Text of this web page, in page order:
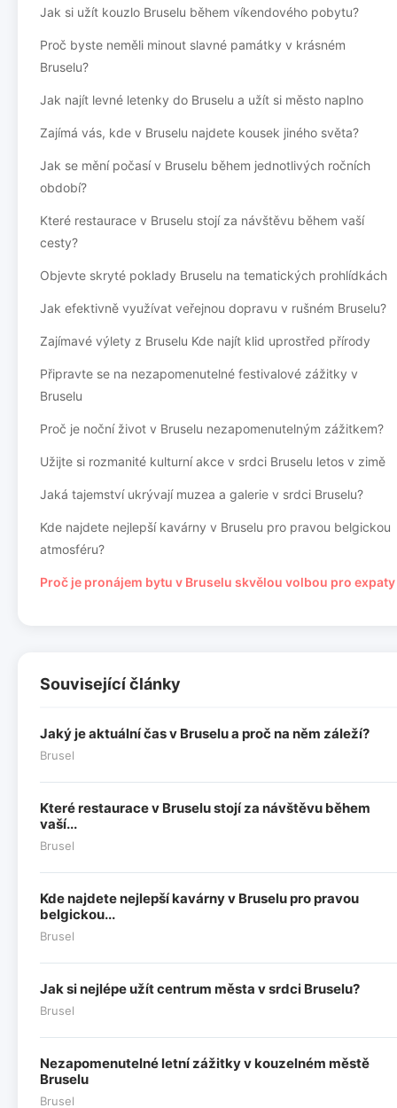
Jak si užít kouzlo Bruselu během víkendového pobytu?
Proč byste neměli minout slavné památky v krásném
Bruselu?
Jak najít levné letenky do Bruselu a užít si město naplno
Zajímá vás, kde v Bruselu najdete kousek jiného světa?
Jak se mění počasí v Bruselu během jednotlivých ročních
období?
Které restaurace v Bruselu stojí za návštěvu během vaší
cesty?
Objevte skryté poklady Bruselu na tematických prohlídkách
Jak efektivně využívat veřejnou dopravu v rušném Bruselu?
Zajímavé výlety z Bruselu Kde najít klid uprostřed přírody
Připravte se na nezapomenutelné festivalové zážitky v
Bruselu
Proč je noční život v Bruselu nezapomenutelným zážitkem?
Užijte si rozmanité kulturní akce v srdci Bruselu letos v zimě
Jaká tajemství ukrývají muzea a galerie v srdci Bruselu?
Kde najdete nejlepší kavárny v Bruselu pro pravou belgickou
atmosféru?
Proč je pronájem bytu v Bruselu skvělou volbou pro expaty
Související články
Jaký je aktuální čas v Bruselu a proč na něm záleží?
Brusel
Které restaurace v Bruselu stojí za návštěvu během
vaší...
Brusel
Kde najdete nejlepší kavárny v Bruselu pro pravou
belgickou...
Brusel
Jak si nejlépe užít centrum města v srdci Bruselu?
Brusel
Nezapomenutelné letní zážitky v kouzelném městě
Bruselu
Brusel